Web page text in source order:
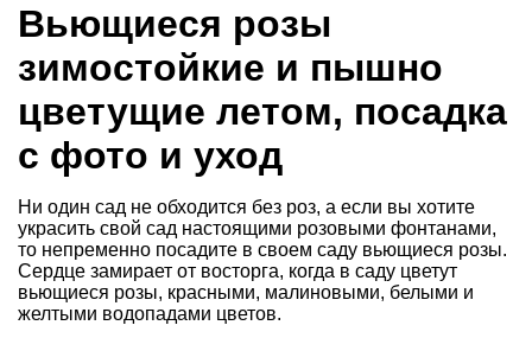
Вьющиеся розы
зимостойкие и пышно
цветущие летом, посадка
с фото и уход
Ни один сад не обходится без роз, а если вы хотите
украсить свой сад настоящими розовыми фонтанами,
то непременно посадите в своем саду вьющиеся розы.
Сердце замирает от восторга, когда в саду цветут
вьющиеся розы, красными, малиновыми, белыми и
желтыми водопадами цветов.